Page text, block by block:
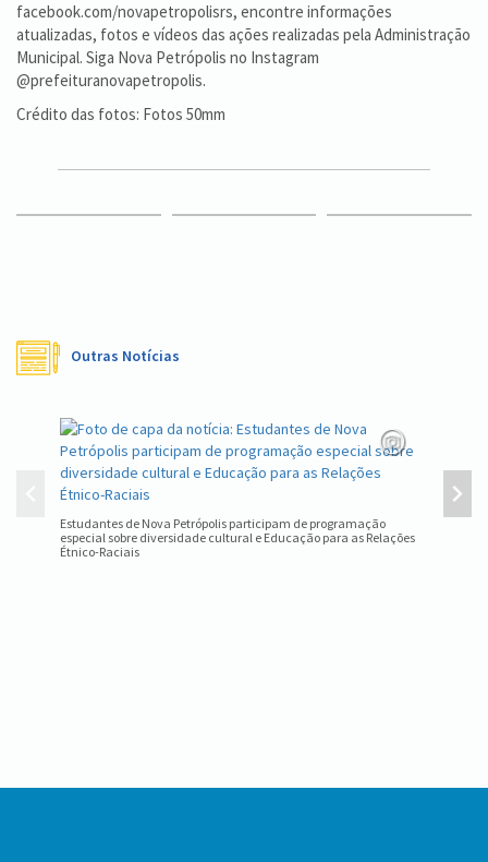
facebook.com/novapetropolisrs, encontre informações
atualizadas, fotos e vídeos das ações realizadas pela Administração
Municipal. Siga Nova Petrópolis no Instagram
@prefeituranovapetropolis.
Crédito das fotos: Fotos 50mm
Outras Notícias
Estudantes de Nova Petrópolis participam de programação
especial sobre diversidade cultural e Educação para as Relações
Étnico-Raciais
Equipe